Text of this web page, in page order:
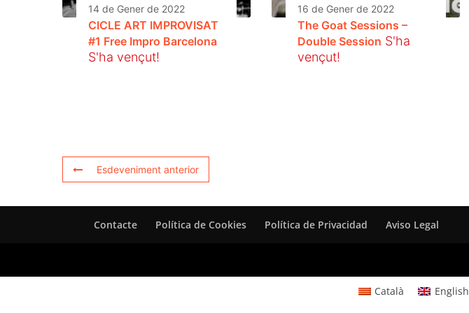
14 de Gener de 2022
CICLE ART IMPROVISAT
#1 Free Impro Barcelona
S'ha vençut!
16 de Gener de 2022
The Goat Sessions –
Double Session S'ha
vençut!
Esdeveniment anterior
Contacte Política de Cookies Política de Privacidad Aviso Legal
Català English